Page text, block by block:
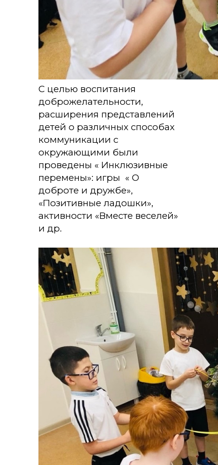
С целью воспитания
доброжелательности,
расширения представлений
детей о различных способах
коммуникации с
окружающими были
проведены « Инклюзивные
перемены»: игры « О
доброте и дружбе»,
«Позитивные ладошки»,
активности «Вместе веселей»
и др.